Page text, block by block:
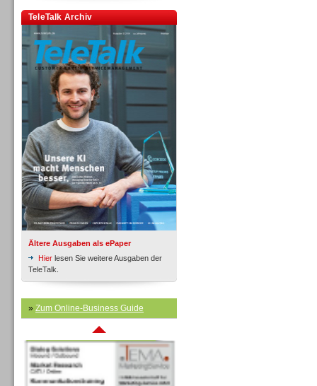
TeleTalk Archiv
Ältere Ausgaben als ePaper
Hier lesen Sie weitere Ausgaben der
TeleTalk.
» Zum Online-Business Guide
Inbound
Inbound
Inbound